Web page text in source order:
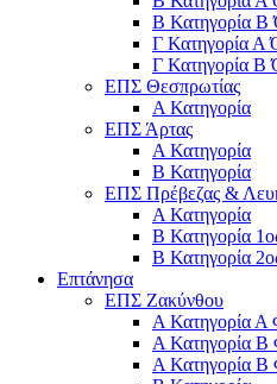
Β Κατηγορία Β
Γ Κατηγορία Α
Γ Κατηγορία Β
ΕΠΣ Θεσπρωτίας
Α Κατηγορία
ΕΠΣ Άρτας
Α Κατηγορία
Β Κατηγορία
ΕΠΣ Πρέβεζας &
Α Κατηγορία
Β Κατηγορία
Β Κατηγορία
Επτάνησα
ΕΠΣ Ζακύνθου
Α Κατηγορία Α
Α Κατηγορία Β
Α Κατηγορία Β